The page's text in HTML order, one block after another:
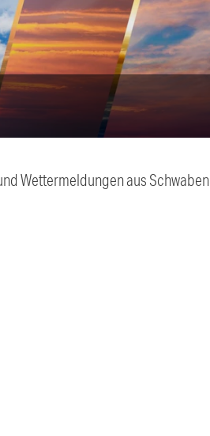
Wettermeldungen aus Schwaben.